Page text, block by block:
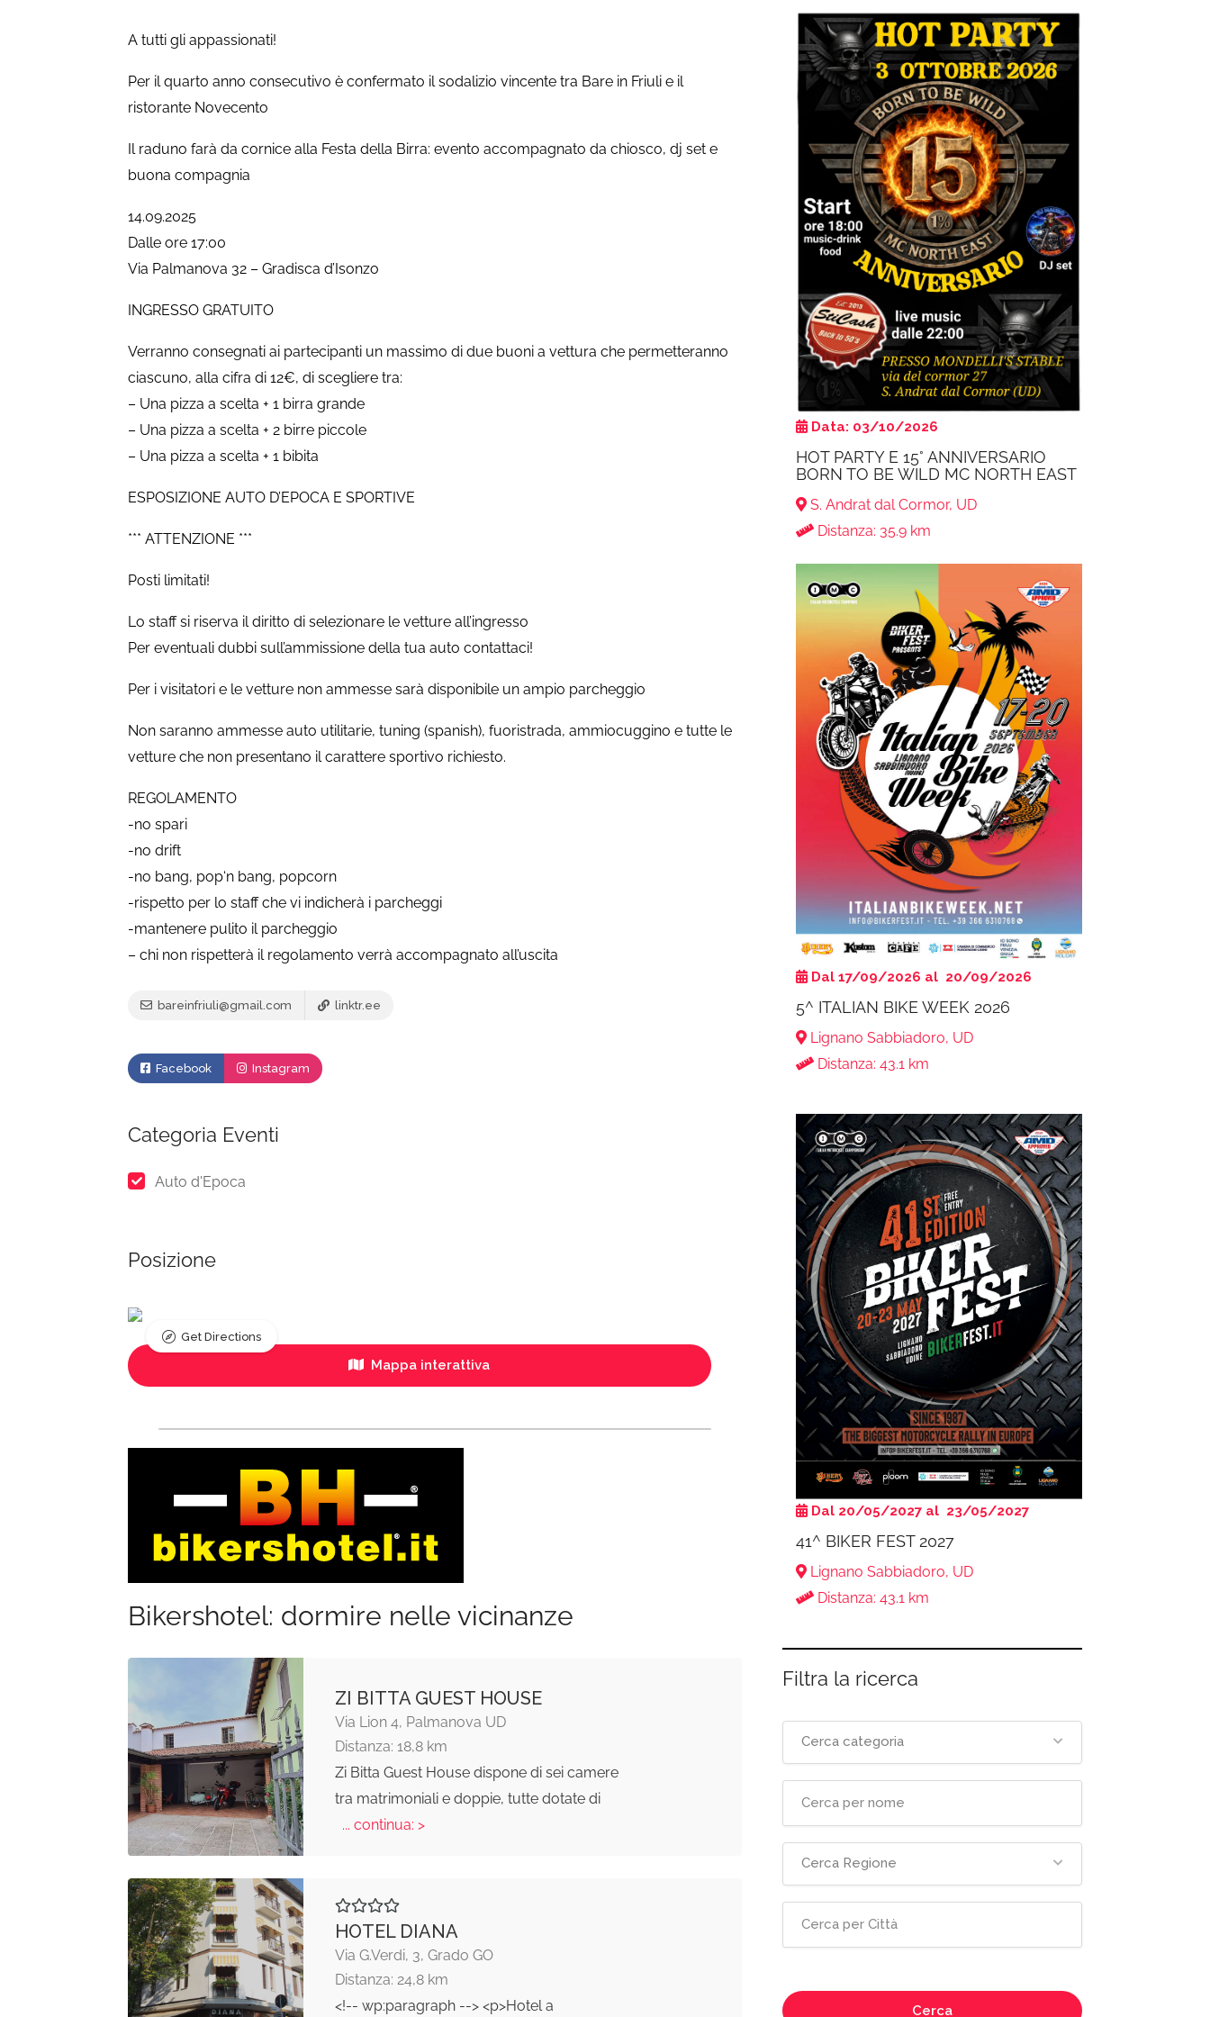
A tutti gli appassionati!
Per il quarto anno consecutivo è confermato il sodalizio vincente tra Bare in Friuli e il
ristorante Novecento
Il raduno farà da cornice alla Festa della Birra: evento accompagnato da chiosco, dj set e
buona compagnia
14.09.2025
Dalle ore 17:00
Via Palmanova 32 – Gradisca d’Isonzo
INGRESSO GRATUITO
Verranno consegnati ai partecipanti un massimo di due buoni a vettura che permetteranno
ciascuno, alla cifra di 12€, di scegliere tra:
– Una pizza a scelta + 1 birra grande
– Una pizza a scelta + 2 birre piccole
– Una pizza a scelta + 1 bibita
ESPOSIZIONE AUTO D’EPOCA E SPORTIVE
*** ATTENZIONE ***
Posti limitati!
Lo staff si riserva il diritto di selezionare le vetture all’ingresso
Per eventuali dubbi sull’ammissione della tua auto contattaci!
Per i visitatori e le vetture non ammesse sarà disponibile un ampio parcheggio
Non saranno ammesse auto utilitarie, tuning (spanish), fuoristrada, ammiocuggino e tutte le
vetture che non presentano il carattere sportivo richiesto.
REGOLAMENTO
-no spari
-no drift
-no bang, pop‘n bang, popcorn
-rispetto per lo staff che vi indicherà i parcheggi
-mantenere pulito il parcheggio
– chi non rispetterà il regolamento verrà accompagnato all’uscita
bareinfriuli@gmail.com linktr.ee
Facebook Instagram
Categoria Eventi
Auto d'Epoca
Posizione
Mappa interattiva
Get Directions
Bikershotel: dormire nelle vicinanze
ZI BITTA GUEST HOUSE
Via Lion 4, Palmanova UD
Distanza: 18,8 km
Zi Bitta Guest House dispone di sei camere
tra matrimoniali e doppie, tutte dotate di
... continua: >
HOTEL DIANA
Via G.Verdi, 3, Grado GO
Distanza: 24,8 km
<!-- wp:paragraph --> <p>Hotel a
Data: 03/10/2026
HOT PARTY E 15° ANNIVERSARIO
BORN TO BE WILD MC NORTH EAST
S. Andrat dal Cormor, UD
Distanza: 35.9 km
Dal 17/09/2026 al 20/09/2026
5^ ITALIAN BIKE WEEK 2026
Lignano Sabbiadoro, UD
Distanza: 43.1 km
Dal 20/05/2027 al 23/05/2027
41^ BIKER FEST 2027
Lignano Sabbiadoro, UD
Distanza: 43.1 km
Filtra la ricerca
Cerca categoria
Cerca Regione
Cerca